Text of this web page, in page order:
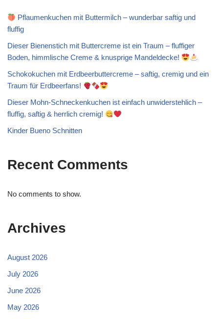
Pflaumenkuchen mit Buttermilch – wunderbar saftig und
fluffig
Dieser Bienenstich mit Buttercreme ist ein Traum – fluffiger
Boden, himmlische Creme & knusprige Mandeldecke!
Schokokuchen mit Erdbeerbuttercreme – saftig, cremig und ein
Traum für Erdbeerfans!
Dieser Mohn-Schneckenkuchen ist einfach unwiderstehlich –
fluffig, saftig & herrlich cremig!
Kinder Bueno Schnitten
Recent Comments
No comments to show.
Archives
August 2026
July 2026
June 2026
May 2026